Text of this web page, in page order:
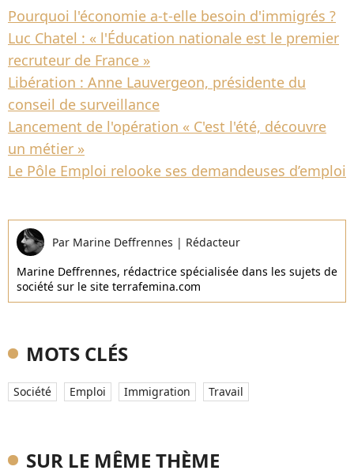
Pourquoi l'économie a-t-elle besoin d'immigrés ?
Luc Chatel : « l'Éducation nationale est le premier
recruteur de France »
Libération : Anne Lauvergeon, présidente du
conseil de surveillance
Lancement de l'opération « C'est l'été, découvre
un métier »
Le Pôle Emploi relooke ses demandeuses d’emploi
Par Marine Deffrennes | Rédacteur
Marine Deffrennes, rédactrice spécialisée dans les sujets de
société sur le site terrafemina.com
MOTS CLÉS
Société Emploi Immigration Travail
SUR LE MÊME THÈME